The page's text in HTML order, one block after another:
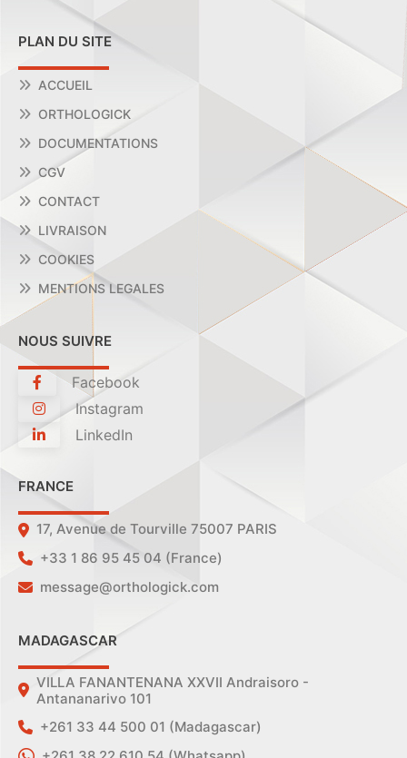
PLAN DU SITE
ACCUEIL
ORTHOLOGICK
DOCUMENTATIONS
CGV
CONTACT
LIVRAISON
COOKIES
MENTIONS LEGALES
NOUS SUIVRE
Facebook
Instagram
LinkedIn
FRANCE
17, Avenue de Tourville 75007 PARIS
+33 1 86 95 45 04 (France)
message@orthologick.com
MADAGASCAR
VILLA FANANTENANA XXVII Andraisoro -
Antananarivo 101
+261 33 44 500 01 (Madagascar)